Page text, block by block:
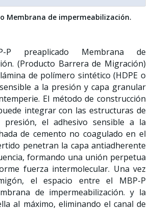
Membrana de impermeabilización.
P preaplicado Membrana de
(Producto Barrera de Migración)
de polímero sintético (HDPE o
a la presión y capa granular
El método de construcción
integrar con las estructuras de
presión, el adhesivo sensible a la
de cemento no coagulado en el
penetran la capa antiadherente
formando una unión perpetua
fuerza intermolecular. Una vez
el espacio entre el MBP-P
de impermeabilización. y la
al máximo, eliminando el canal de